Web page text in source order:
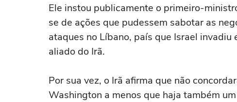
Ele instou publicamente o primeiro-
se de ações que pudessem sabotar as
ataques no ‌Líbano, país que Israel
aliado do Irã.
Por sua vez, o Irã afirma que não
Washington a menos que haja também